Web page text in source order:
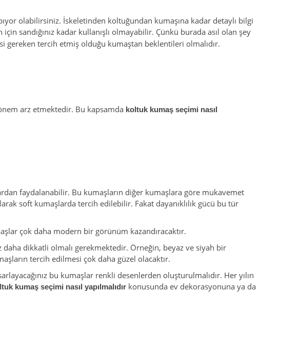
olabilirsiniz. İskeletinden koltuğundan kumaşına kadar detaylı bilgi
sandığınız kadar kullanışlı olmayabilir. Çünkü burada asıl olan şey
gereken tercih etmiş olduğu kumaştan beklentileri olmalıdır.
arz etmektedir. Bu kapsamda koltuk kumaş seçimi nasıl
faydalanabilir. Bu kumaşların diğer kumaşlara göre mukavemet
soft kumaşlarda tercih edilebilir. Fakat dayanıklılık gücü bu tür
çok daha modern bir görünüm kazandıracaktır.
dikkatli olmalı gerekmektedir. Örneğin, beyaz ve siyah bir
tercih edilmesi çok daha güzel olacaktır.
bu kumaşlar renkli desenlerden oluşturulmalıdır. Her yılın
kumaş seçimi nasıl yapılmalıdır konusunda ev dekorasyonuna ya da